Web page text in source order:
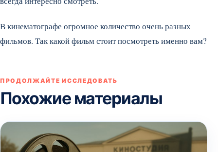
В кинематографе огромное количество очень разных
фильмов. Так какой фильм стоит посмотреть именно вам?
ПРОДОЛЖАЙТЕ ИССЛЕДОВАТЬ
Похожие материалы